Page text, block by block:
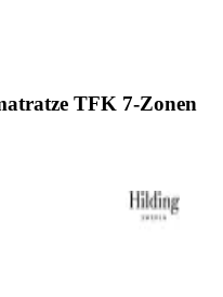
TFK 7-Zonen